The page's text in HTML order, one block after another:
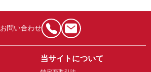
お問い合わせ
当サイトについて